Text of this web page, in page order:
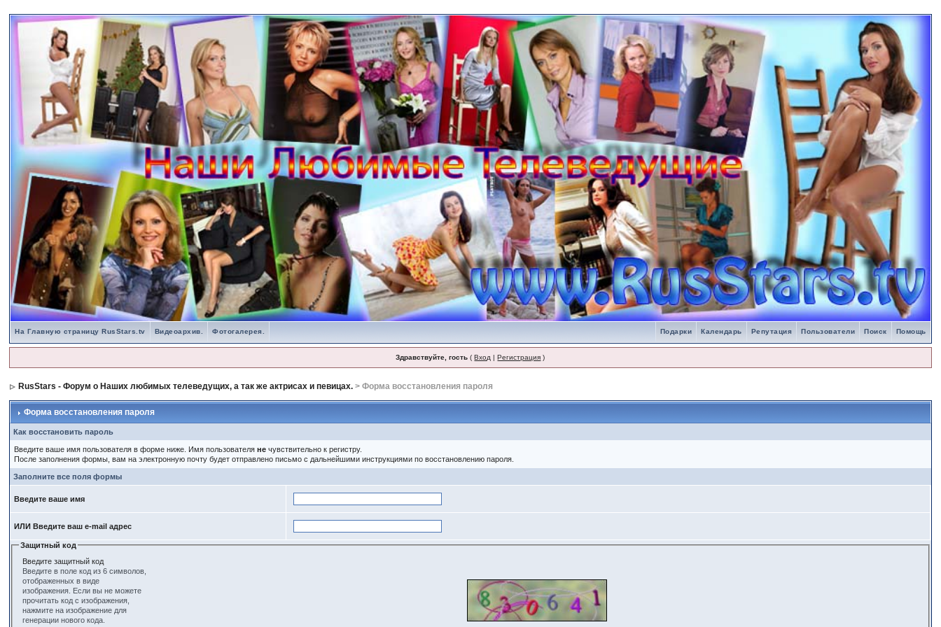
На Главную страницу RusStars.tv Помощь
Поиск
Пользователи
Репутация
Календарь
Подарки
Видеоархив. Фотогалерея.
Здравствуйте, гость (Вход |Регистрация )
RusStars - Форум о Наших любимых телеведущих, а так же актрисах и певицах. > Форма восстановления пароля
Форма восстановления пароля
Как восстановить пароль
Введите ваше имя пользователя в форме ниже. Имя пользователяне чувствительно к регистру.
После заполнения формы, вам на электронную почту будет отправлено письмо с дальнейшими инструкциями по восстановлению пароля.
Заполните все поля формы
Введите ваше имя
ИЛИ Введите ваш e-mail адрес
Защитный код
Введите защитный код
Введите в поле код из 6 символов,
отображенных в виде
изображения. Если вы не можете
прочитать код с изображения,
нажмите на изображение для
генерации нового кода.